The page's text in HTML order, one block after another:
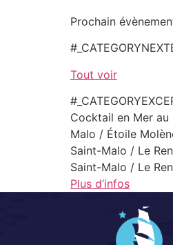
Prochain
Tout voir
Cocktail en Mer
Malo / Étoile
Saint-Malo / Le
Saint-Malo / Le
Plus d’infos